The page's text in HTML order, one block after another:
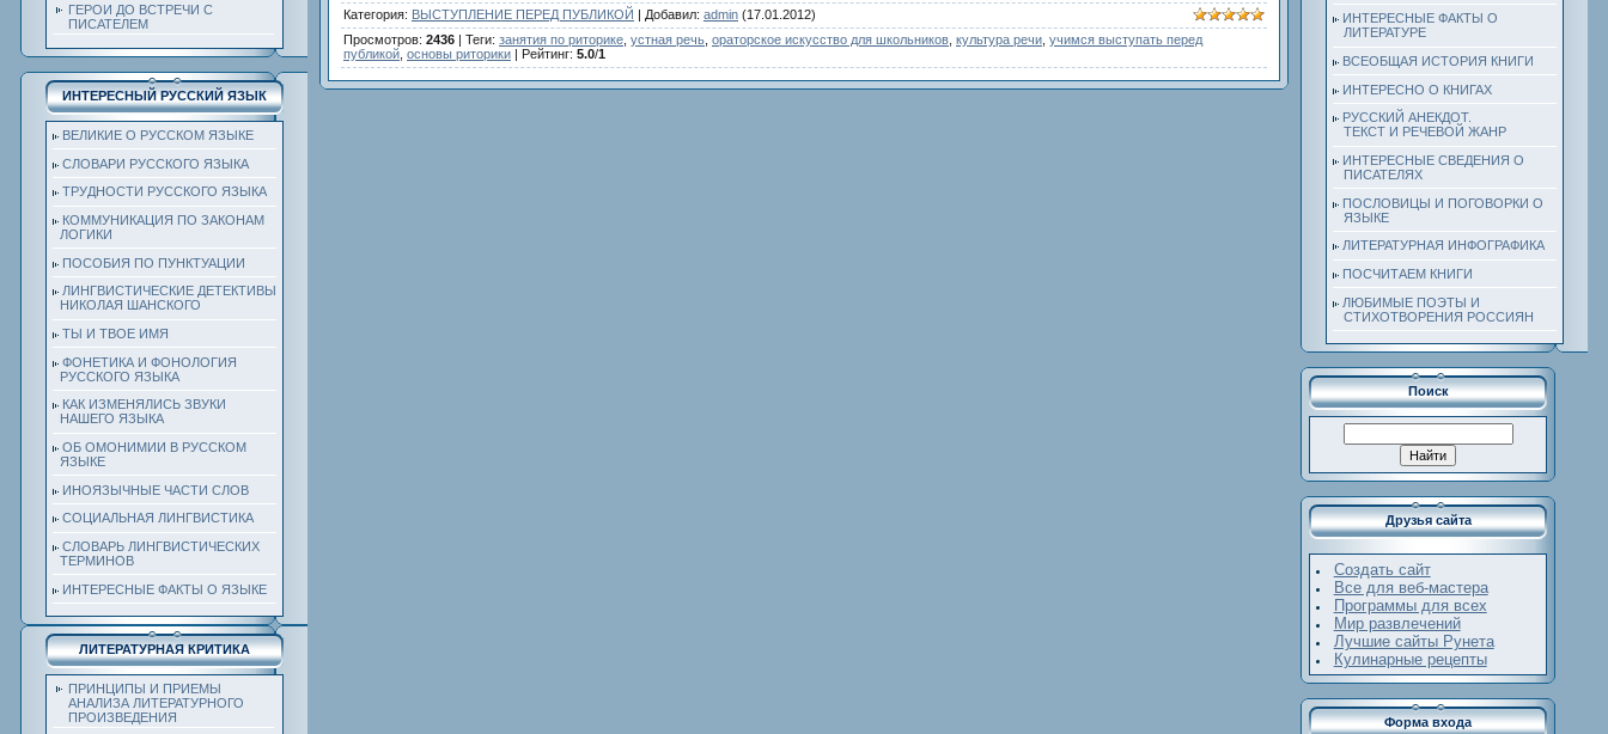
ГЕРОИ ДО ВСТРЕЧИ С
ПИСАТЕЛЕМ
ИНТЕРЕСНЫЙ РУССКИЙ ЯЗЫК
ВЕЛИКИЕ О РУССКОМ ЯЗЫКЕ
СЛОВАРИ РУССКОГО ЯЗЫКА
ТРУДНОСТИ РУССКОГО ЯЗЫКА
КОММУНИКАЦИЯ ПО ЗАКОНАМ
ЛОГИКИ
ПОСОБИЯ ПО ПУНКТУАЦИИ
ЛИНГВИСТИЧЕСКИЕ ДЕТЕКТИВЫ
НИКОЛАЯ ШАНСКОГО
ТЫ И ТВОЕ ИМЯ
ФОНЕТИКА И ФОНОЛОГИЯ
РУССКОГО ЯЗЫКА
КАК ИЗМЕНЯЛИСЬ ЗВУКИ
НАШЕГО ЯЗЫКА
ОБ ОМОНИМИИ В РУССКОМ
ЯЗЫКЕ
ИНОЯЗЫЧНЫЕ ЧАСТИ СЛОВ
СОЦИАЛЬНАЯ ЛИНГВИСТИКА
СЛОВАРЬ ЛИНГВИСТИЧЕСКИХ
ТЕРМИНОВ
ИНТЕРЕСНЫЕ ФАКТЫ О ЯЗЫКЕ
ЛИТЕРАТУРНАЯ КРИТИКА
ПРИНЦИПЫ И ПРИЕМЫ
АНАЛИЗА ЛИТЕРАТУРНОГО
ПРОИЗВЕДЕНИЯ
Категория: ВЫСТУПЛЕНИЕ ПЕРЕД ПУБЛИКОЙ | Добавил: admin (17.01.2012)
Просмотров: 2436 | Теги: занятия по риторике устная речь ораторское искусство для школьников культура речи учимся выступать перед
публикой основы риторики | Рейтинг: 5.0/1
ИНТЕРЕСНЫЕ ФАКТЫ О
ЛИТЕРАТУРЕ
ВСЕОБЩАЯ ИСТОРИЯ КНИГИ
ИНТЕРЕСНО О КНИГАХ
РУССКИЙ АНЕКДОТ.
ТЕКСТ И РЕЧЕВОЙ ЖАНР
ИНТЕРЕСНЫЕ СВЕДЕНИЯ О
ПИСАТЕЛЯХ
ПОСЛОВИЦЫ И ПОГОВОРКИ О
ЯЗЫКЕ
ЛИТЕРАТУРНАЯ ИНФОГРАФИКА
ПОСЧИТАЕМ КНИГИ
ЛЮБИМЫЕ ПОЭТЫ И
СТИХОТВОРЕНИЯ РОССИЯН
Поиск
Друзья сайта
Создать сайт
Все для веб-мастера
Программы для всех
Мир развлечений
Лучшие сайты Рунета
Кулинарные рецепты
Форма входа